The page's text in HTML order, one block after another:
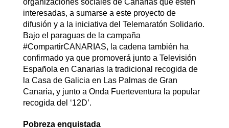
organizaciones sociales de Canarias que estén
interesadas, a sumarse a este proyecto de
difusión y a la iniciativa del Telemaratón Solidario.
Bajo el paraguas de la campaña
#CompartirCANARIAS, la cadena también ha
confirmado ya que promoverá junto a Televisión
Española en Canarias la tradicional recogida de
la Casa de Galicia en Las Palmas de Gran
Canaria, y junto a Onda Fuerteventura la popular
recogida del ‘12D’.
Pobreza enquistada